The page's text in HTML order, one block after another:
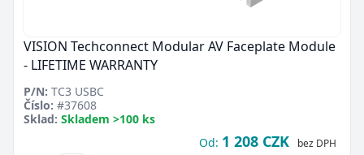
VISION Techconnect Modular AV Faceplate Module
- LIFETIME WARRANTY
P/N: TC3 USBC
Číslo: #37608
Sklad: Skladem >100 ks
Od: 1 208 CZK bez DPH